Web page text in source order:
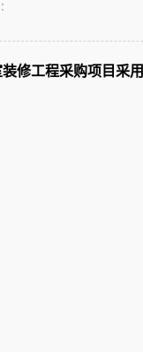
修工程采购项目采